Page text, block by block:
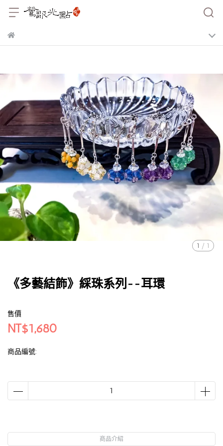
1 / 1
《多藝結飾》綵珠系列--耳環
售價
NT$1,680
商品編號:
商品介紹